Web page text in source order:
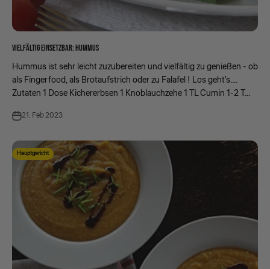
VIELFÄLTIG EINSETZBAR: HUMMUS
Hummus ist sehr leicht zuzubereiten und vielfältig zu genießen - ob
als Fingerfood, als Brotaufstrich oder zu Falafel ! Los geht's....
Zutaten 1 Dose Kichererbsen 1 Knoblauchzehe 1 TL Cumin 1-2 T...
21. Feb 2023
Hauptgericht